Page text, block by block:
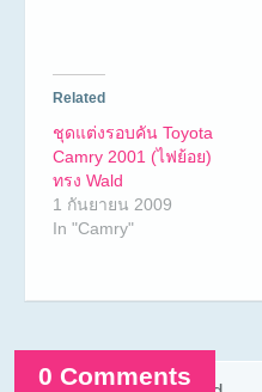
Related
ชุดแต่งรอบคัน Toyota
Camry 2001 (ไฟย้อย)
ทรง Wald
1 กันยายน 2009
In "Camry"
0 Comments